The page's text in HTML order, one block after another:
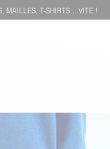
MAILLES, T-SHIRTS... VITE !